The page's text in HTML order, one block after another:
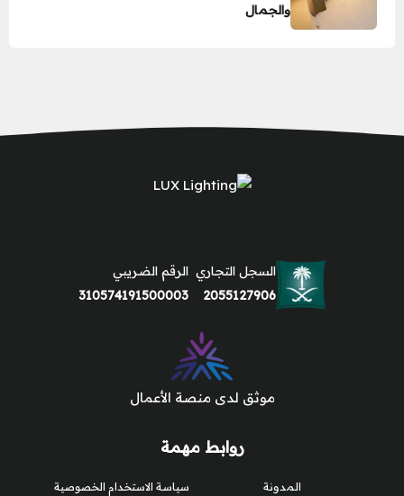
والجمال
روابط مهمة
المدونة سياسة الاستخدام الخصوصية
السجل التجاري
2055127906
الرقم الضريبي
310574191500003
موثق لدى منصة الأعمال